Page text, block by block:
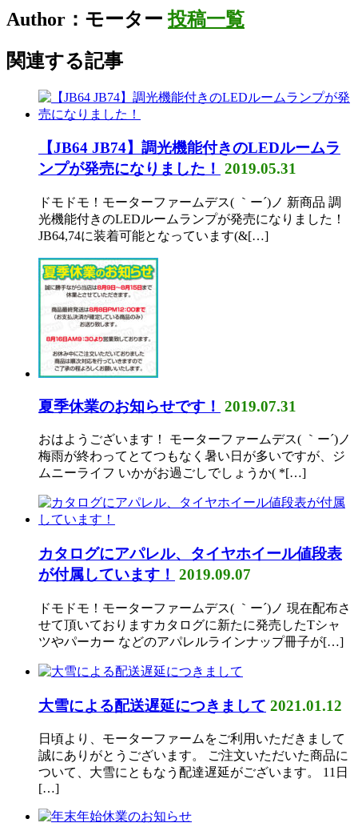
Author：モーター投稿一覧
関連する記事
【JB64 JB74】調光機能付きのLEDルームラ
ンプが発売になりました！ 2019.05.31
ドモドモ！モーターファームデス( ｀ー´)ノ 新商品 調
光機能付きのLEDルームランプが発売になりました！
JB64,74に装着可能となっています(&[…]
夏季休業のお知らせです！ 2019.07.31
おはようございます！ モーターファームデス( ｀ー´)ノ
梅雨が終わってとてつもなく暑い日が多いですが、ジ
ムニーライフ いかがお過ごしでしょうか( *[…]
カタログにアパレル、タイヤホイール値段表
が付属しています！ 2019.09.07
ドモドモ！モーターファームデス( ｀ー´)ノ 現在配布さ
せて頂いておりますカタログに新たに発売したTシャ
ツやパーカー などのアパレルラインナップ冊子が[…]
大雪による配送遅延につきまして 2021.01.12
日頃より、モーターファームをご利用いただきまして
誠にありがとうございます。 ご注文いただいた商品に
ついて、大雪にともなう配達遅延がございます。 11日
[…]